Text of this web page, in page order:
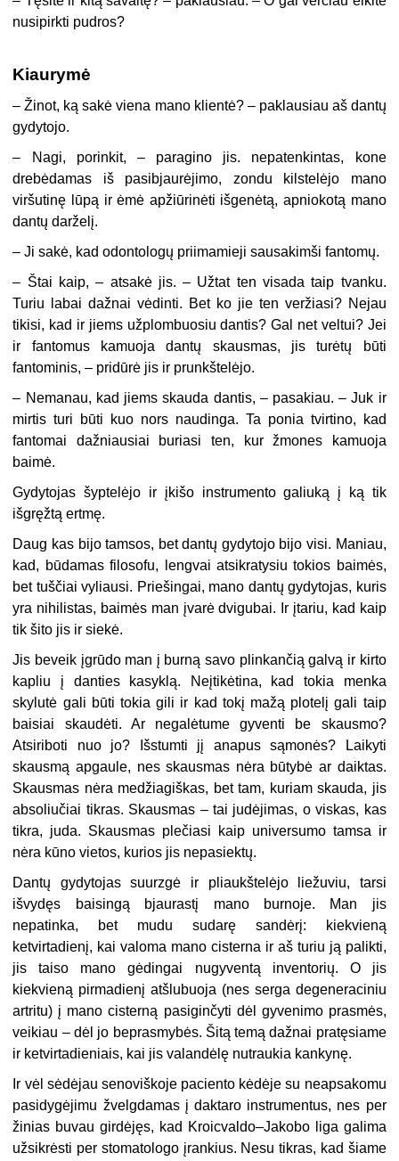
nusipirkti pudros?
Kiaurymė
– Žinot, ką sakė viena mano klientė? – paklausiau aš dantų
gydytojo.
– Nagi, porinkit, – paragino jis. nepatenkintas, kone
drebėdamas iš pasibjaurėjimo, zondu kilstelėjo mano
viršutinę lūpą ir ėmė apžiūrinėti išgenėtą, apniokotą mano
dantų darželį.
– Ji sakė, kad odontologų priimamieji sausakimši fantomų.
– Štai kaip, – atsakė jis. – Užtat ten visada taip tvanku.
Turiu labai dažnai vėdinti. Bet ko jie ten veržiasi? Nejau
tikisi, kad ir jiems užplombuosiu dantis? Gal net veltui? Jei
ir fantomus kamuoja dantų skausmas, jis turėtų būti
fantominis, – pridūrė jis ir prunkštelėjo.
– Nemanau, kad jiems skauda dantis, – pasakiau. – Juk ir
mirtis turi būti kuo nors naudinga. Ta ponia tvirtino, kad
fantomai dažniausiai buriasi ten, kur žmones kamuoja
baimė.
Gydytojas šyptelėjo ir įkišo instrumento galiuką į ką tik
išgręžtą ertmę.
Daug kas bijo tamsos, bet dantų gydytojo bijo visi. Maniau,
kad, būdamas filosofu, lengvai atsikratysiu tokios baimės,
bet tuščiai vyliausi. Priešingai, mano dantų gydytojas, kuris
yra nihilistas, baimės man įvarė dvigubai. Ir įtariu, kad kaip
tik šito jis ir siekė.
Jis beveik įgrūdo man į burną savo plinkančią galvą ir kirto
kapliu į danties kasyklą. Neįtikėtina, kad tokia menka
skylutė gali būti tokia gili ir kad tokį mažą plotelį gali taip
baisiai skaudėti. Ar negalėtume gyventi be skausmo?
Atsiriboti nuo jo? Išstumti jį anapus sąmonės? Laikyti
skausmą apgaule, nes skausmas nėra būtybė ar daiktas.
Skausmas nėra medžiagiškas, bet tam, kuriam skauda, jis
absoliučiai tikras. Skausmas – tai judėjimas, o viskas, kas
tikra, juda. Skausmas plečiasi kaip universumo tamsa ir
nėra kūno vietos, kurios jis nepasiektų.
Dantų gydytojas suurzgė ir pliaukštelėjo liežuviu, tarsi
išvydęs baisingą bjaurastį mano burnoje. Man jis
nepatinka, bet mudu sudarę sandėrį: kiekvieną
ketvirtadienį, kai valoma mano cisterna ir aš turiu ją palikti,
jis taiso mano gėdingai nugyventą inventorių. O jis
kiekvieną pirmadienį atšlubuoja (nes serga degeneraciniu
artritu) į mano cisterną pasiginčyti dėl gyvenimo prasmės,
veikiau – dėl jo beprasmybės. Šitą temą dažnai pratęsiame
ir ketvirtadieniais, kai jis valandėlę nutraukia kankynę.
Ir vėl sėdėjau senoviškoje paciento kėdėje su neapsakomu
pasidygėjimu žvelgdamas į daktaro instrumentus, nes per
žinias buvau girdėjęs, kad Kroicvaldo–Jakobo liga galima
užsikrėsti per stomatologo įrankius. Nesu tikras, kad šiame